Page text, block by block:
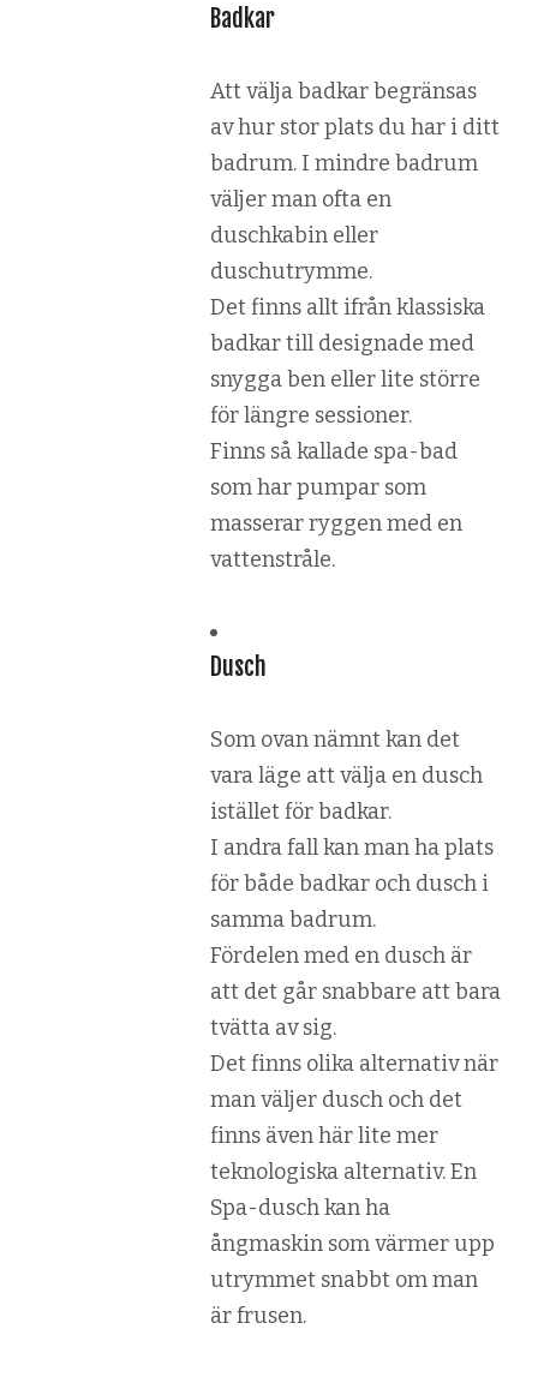
Badkar
Att välja badkar begränsas
av hur stor plats du har i ditt
badrum. I mindre badrum
väljer man ofta en
duschkabin eller
duschutrymme.
Det finns allt ifrån klassiska
badkar till designade med
snygga ben eller lite större
för längre sessioner.
Finns så kallade spa-bad
som har pumpar som
masserar ryggen med en
vattenstråle.
Dusch
Som ovan nämnt kan det
vara läge att välja en dusch
istället för badkar.
I andra fall kan man ha plats
för både badkar och dusch i
samma badrum.
Fördelen med en dusch är
att det går snabbare att bara
tvätta av sig.
Det finns olika alternativ när
man väljer dusch och det
finns även här lite mer
teknologiska alternativ. En
Spa-dusch kan ha
ångmaskin som värmer upp
utrymmet snabbt om man
är frusen.